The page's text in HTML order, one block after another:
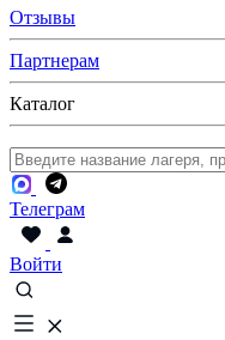
Отзывы
Партнерам
Каталог
Телеграм
Войти